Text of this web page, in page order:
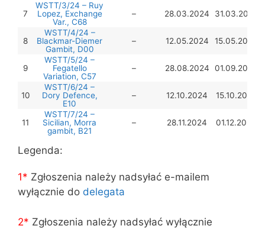
7
WSTT/3/24 – Ruy
Lopez, Exchange
Var., C68
– 28.03.2024 31.03.2024
8
WSTT/4/24 –
Blackmar-Diemer
Gambit, D00
– 12.05.2024 15.05.2024
9
WSTT/5/24 –
Fegatello
Variation, C57
– 28.08.2024 01.09.2024
10
WSTT/6/24 –
Dory Defence,
E10
– 12.10.2024 15.10.2024
11
WSTT/7/24 –
Sicilian, Morra
gambit, B21
– 28.11.2024 01.12.2024
Legenda:
1* Zgłoszenia należy nadsyłać e-mailem
wyłącznie do delegata
2* Zgłoszenia należy nadsyłać wyłącznie